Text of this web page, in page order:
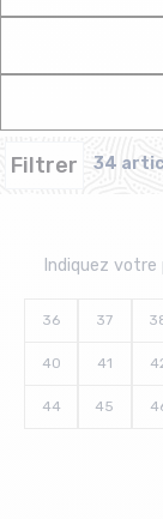
Filtrer 34
Indiquez
36 37
40 41
44 45